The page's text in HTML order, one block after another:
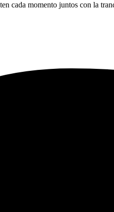
cada momento juntos con la